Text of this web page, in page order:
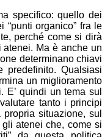
specifico: quello dei
organico” fra le
perché come si dirà
Ma è anche un
determinano chiavi
Qualsiasi
un miglioramento
quindi un tema sul
tanto i principi
situazione, sul
atenei che, come si